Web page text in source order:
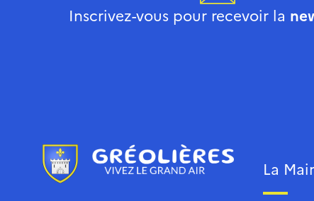
Inscrivez-vous pour recevoir la
La